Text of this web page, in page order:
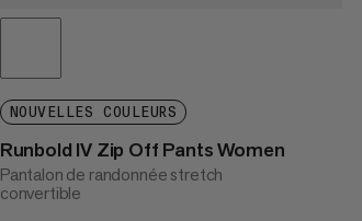
NOUVELLES COULEURS
Runbold IV Zip Off Pants Women
Pantalon de randonnée stretch
convertible